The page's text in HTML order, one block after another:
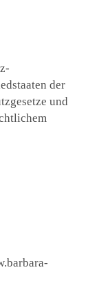
der
und